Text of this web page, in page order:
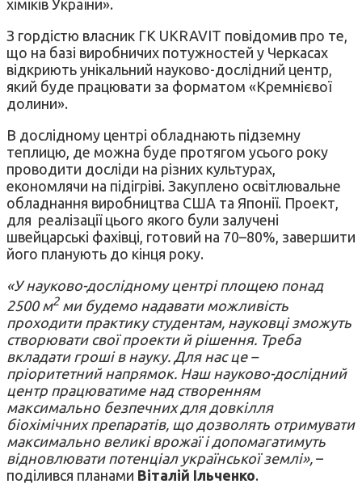
хіміків України».
З гордістю власник ГК UKRAVIT повідомив про те,
що на базі виробничих потужностей у Черкасах
відкриють унікальний науково-дослідний центр,
який буде працювати за форматом «Кремнієвої
долини».
В дослідному центрі обладнають підземну
теплицю, де можна буде протягом усього року
проводити досліди на різних культурах,
економлячи на підігріві. Закуплено освітлювальне
обладнання виробництва США та Японії. Проект,
для реалізації цього якого були залучені
швейцарські фахівці, готовий на 70–80%, завершити
його планують до кінця року.
«У науково-дослідному центрі площею понад
2500 м2ми будемо надавати можливість
проходити практику студентам, науковці зможуть
створювати свої проекти й рішення. Треба
вкладати гроші в науку. Для нас це –
пріоритетний напрямок. Наш науково-дослідний
центр працюватиме над створенням
максимально безпечних для довкілля
біохімічних препаратів, що дозволять отримувати
максимально великі врожаї і допомагатимуть
відновлювати потенціал української землі», –
поділився планами Віталій Ільченко.